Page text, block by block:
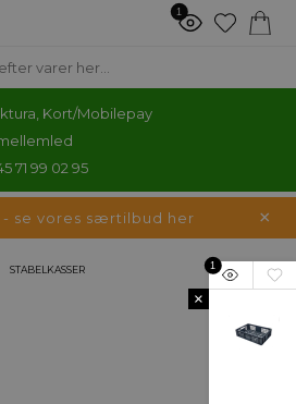
1
Kort/Mobilepay
71 99 02 95
se vores særtilbud her
STABELKASSER 1
×